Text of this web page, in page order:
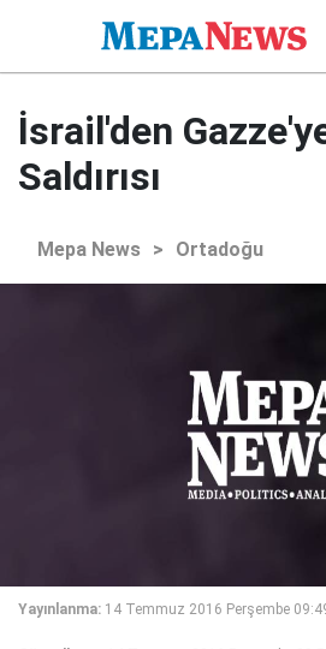
İsrail'den
Saldırısı
Mepa News > Ortadoğu
Yayınlanma: 14 Temmuz 2016 Perşembe